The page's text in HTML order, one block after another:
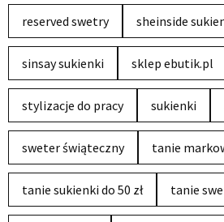
reserved swetry sheinside
sinsay sukienki sklep ebutik.pl
stylizacje do pracy sukienki
sweter świąteczny tanie
tanie sukienki do 50 zł tanie